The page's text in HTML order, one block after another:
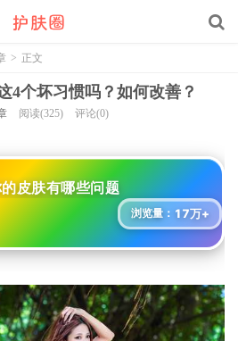
> 正文
4个坏习惯吗？如何改善？
阅读(325) 评论(0)
的皮肤有哪些问题
浏览量： 17万+